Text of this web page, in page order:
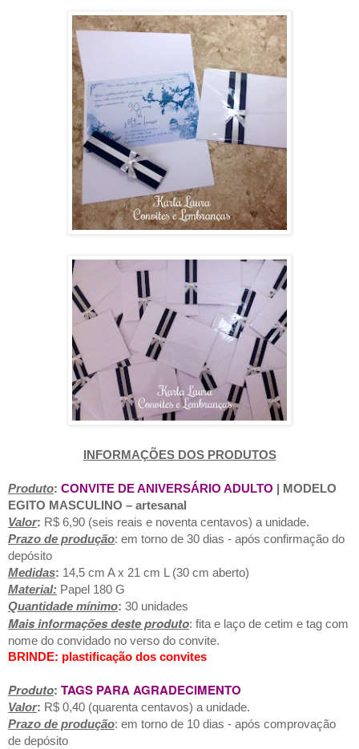
INFORMAÇÕES DOS PRODUTOS
Produto: CONVITE DE ANIVERSÁRIO ADULTO | MODELO
EGITO MASCULINO – artesanal
Valor: R$ 6,90 (seis reais e noventa centavos) a unidade.
Prazo de produção: em torno de 30 dias - após confirmação do
depósito
Medidas: 14,5 cm A x 21 cm L (30 cm aberto)
Material: Papel 180 G
Quantidade mínimo: 30 unidades
Mais informações deste produto: fita e laço de cetim e tag com
nome do convidado no verso do convite.
BRINDE: plastificação dos convites
Produto: TAGS PARA AGRADECIMENTO
Valor: R$ 0,40 (quarenta centavos) a unidade.
Prazo de produção: em torno de 10 dias - após comprovação
de depósito